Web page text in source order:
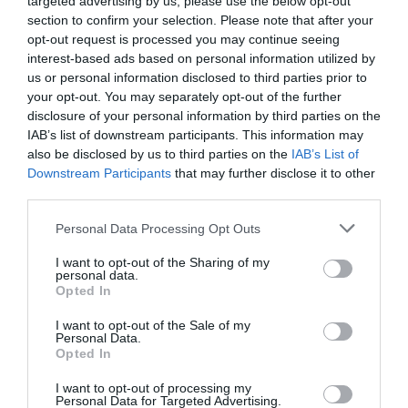
section to confirm your selection. Please note that after your
opt-out request is processed you may continue seeing
interest-based ads based on personal information utilized by
us or personal information disclosed to third parties prior to
your opt-out. You may separately opt-out of the further
disclosure of your personal information by third parties on the
IAB’s list of downstream participants. This information may
also be disclosed by us to third parties on the IAB’s List of
Downstream Participants that may further disclose it to other
Personal Data Processing Opt Outs
I want to opt-out of the Sharing of my
personal data.
Opted In
I want to opt-out of the Sale of my
Personal Data.
Opted In
I want to opt-out of processing my
Personal Data for Targeted Advertising.
πανικοβληθεί ούτε να ενοχλήσει…
»Τοαυτιστικό αγόριμεβοήθησενα καθαριστώ
και να καθαρίσω το πάτωμα. Έλεγε: “Έχετε
εμετό, εδώ, εκεί, δώστε μου ένα μαντηλάκι να
καθαρίσω εδώ…”και κάποια στιγμή είπε: “Σας
πειράζει να φύγω γιατί εδώ είναι η στάση
σπίτι του….
»Η κυρία απέναντι μου έδωσε ένα
αντιδράσει μπαίνοντας δεν είπε τίποτα… η
κυρία απέναντι διαγώνια που λερώθηκε, τη
ρώτησα αν θέλει να την καθαρίσω και το μόνο